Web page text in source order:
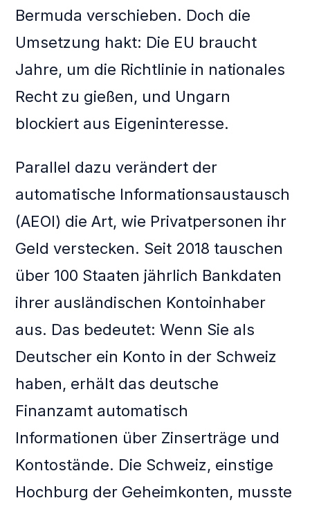
Bermuda verschieben. Doch die
Umsetzung hakt: Die EU braucht
Jahre, um die Richtlinie in nationales
Recht zu gießen, und Ungarn
blockiert aus Eigeninteresse.
Parallel dazu verändert der
automatische Informationsaustausch
(AEOI) die Art, wie Privatpersonen ihr
Geld verstecken. Seit 2018 tauschen
über 100 Staaten jährlich Bankdaten
ihrer ausländischen Kontoinhaber
aus. Das bedeutet: Wenn Sie als
Deutscher ein Konto in der Schweiz
haben, erhält das deutsche
Finanzamt automatisch
Informationen über Zinserträge und
Kontostände. Die Schweiz, einstige
Hochburg der Geheimkonten, musste